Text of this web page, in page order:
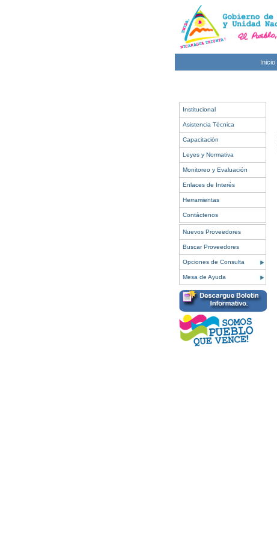
Inicio
Institucional
Asistencia Técnica
Capacitación
Leyes y Normativa
Monitoreo y Evaluación
Enlaces de Interés
Herramientas
Contáctenos
Nuevos Proveedores
Buscar Proveedores
Opciones de Consulta
Mesa de Ayuda